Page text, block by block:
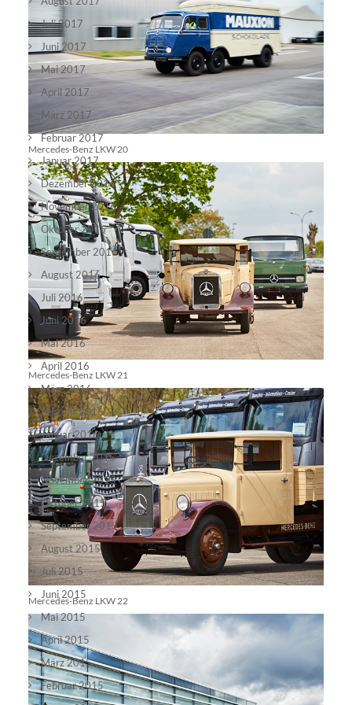
Mercedes-Benz LKW 20
Mercedes-Benz LKW 21
Mercedes-Benz LKW 22
Juli 2017
Juni 2017
Mai 2017
April 2017
März 2017
Februar 2017
Januar 2017
Dezember 2016
November 2016
Oktober 2016
September 2016
August 2016
Juli 2016
Juni 2016
Mai 2016
April 2016
März 2016
Februar 2016
Januar 2016
Dezember 2015
November 2015
Oktober 2015
September 2015
August 2015
Juli 2015
Juni 2015
Mai 2015
April 2015
März 2015
Februar 2015